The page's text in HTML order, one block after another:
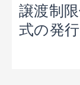
譲渡制
式の発